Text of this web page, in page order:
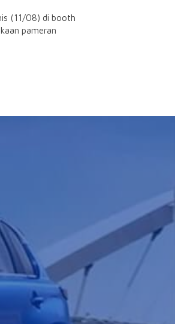
(11/08) di booth
pameran